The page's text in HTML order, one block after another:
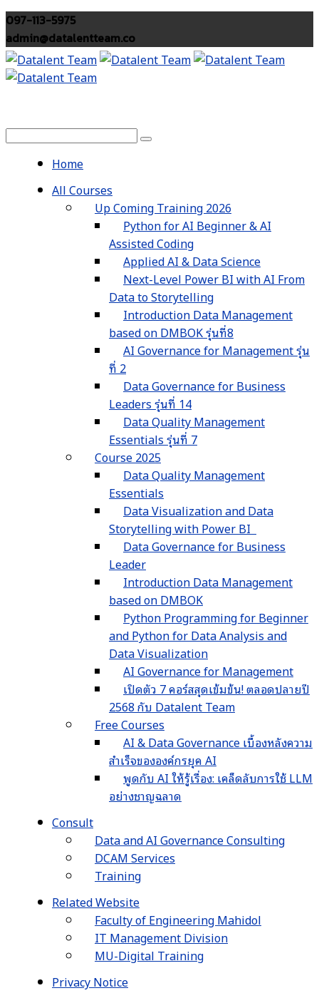
097-113-5975
admin@datalentteam.co
Home
All Courses
Up Coming Training 2026
Python for AI Beginner & AI
Assisted Coding
Applied AI & Data Science
Next-Level Power BI with AI From
Data to Storytelling
Introduction Data Management
based on DMBOK รุ่นที่8
AI Governance for Management รุ่น
ที่ 2
Data Governance for Business
Leaders รุ่นที่ 14
Data Quality Management
Essentials รุ่นที่ 7
Course 2025
Data Quality Management
Essentials
Data Visualization and Data
Storytelling with Power BI
Data Governance for Business
Leader
Introduction Data Management
based on DMBOK
Python Programming for Beginner
and Python for Data Analysis and
Data Visualization
AI Governance for Management
เปิดตัว 7 คอร์สสุดเข้มข้น! ตลอดปลายปี
2568 กับ Datalent Team
Free Courses
AI & Data Governance เบื้องหลังความ
สำเร็จขององค์กรยุค AI
พูดกับ AI ให้รู้เรื่อง: เคล็ดลับการใช้ LLM
อย่างชาญฉลาด
Consult
Data and AI Governance Consulting
DCAM Services
Training
Related Website
Faculty of Engineering Mahidol
IT Management Division
MU-Digital Training
Privacy Notice